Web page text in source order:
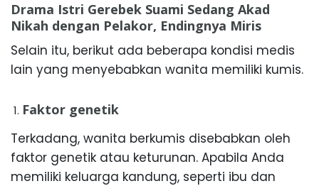
Drama Istri Gerebek Suami Sedang Akad
Nikah dengan Pelakor, Endingnya Miris
Selain itu, berikut ada beberapa kondisi medis
lain yang menyebabkan wanita memiliki kumis.
Faktor genetik
Terkadang, wanita berkumis disebabkan oleh
faktor genetik atau keturunan. Apabila Anda
memiliki keluarga kandung, seperti ibu dan